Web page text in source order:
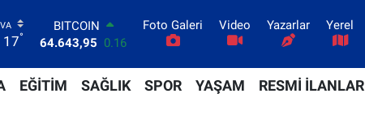
17°
DOLAR
47,6006
0.06
55,0250 0.02
Foto Galeri Video Yazarlar Yerel
EĞİTİM SAĞLIK SPOR YAŞAM RESMİ İLANLAR